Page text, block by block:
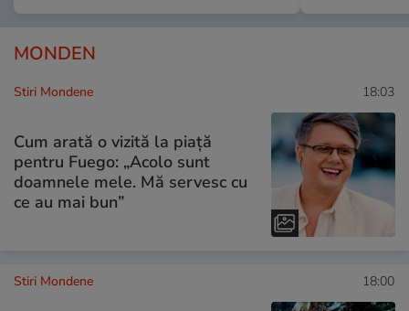
MONDEN
Stiri Mondene 18:03
Cum arată o vizită la piață
pentru Fuego: „Acolo sunt
doamnele mele. Mă servesc cu
ce au mai bun”
Stiri Mondene 18:00